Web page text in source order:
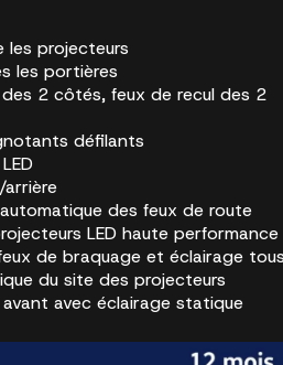
les projecteurs
les portières
2 côtés, feux de recul des 2
défilants
des feux de route
LED haute performance
de braquage et éclairage
du site des projecteurs
avec éclairage statique
à LED avec feux de jour à LED